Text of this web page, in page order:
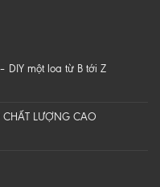
DIY một loa từ B tới Z
LƯỢNG CAO